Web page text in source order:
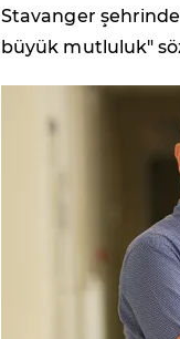
Stavanger
büyük mutluluk"